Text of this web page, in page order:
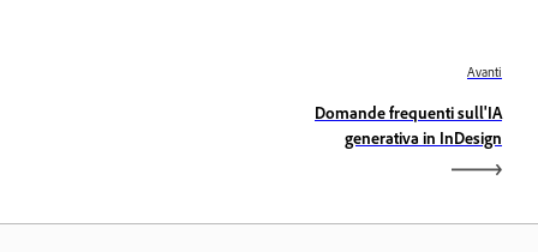
Avanti
Domande frequenti sull'IA
generativa in InDesign